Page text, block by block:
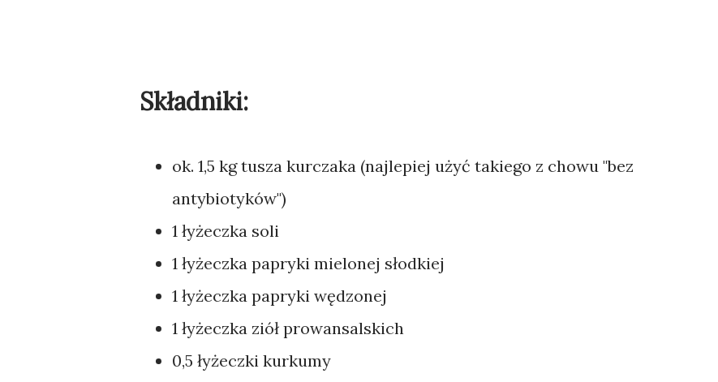
Składniki:
ok. 1,5 kg tusza kurczaka (najlepiej użyć takiego z chowu "bez
antybiotyków")
1 łyżeczka soli
1 łyżeczka papryki mielonej słodkiej
1 łyżeczka papryki wędzonej
1 łyżeczka ziół prowansalskich
0,5 łyżeczki kurkumy